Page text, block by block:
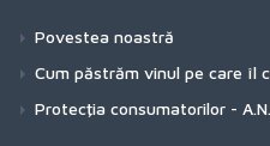
Povestea noastră
Cum păstrăm vinul pe care îl
Protecţia consumatorilor -